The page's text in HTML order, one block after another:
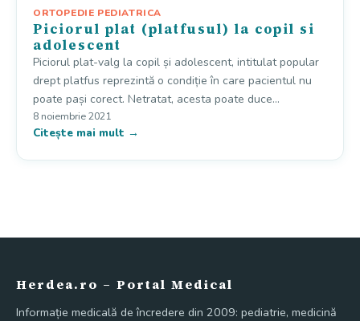
ORTOPEDIE PEDIATRICA
Piciorul plat (platfusul) la copil si
adolescent
Piciorul plat-valg la copil și adolescent, intitulat popular
drept platfus reprezintă o condiție în care pacientul nu
poate pași corect. Netratat, acesta poate duce…
8 noiembrie 2021
Citește mai mult →
Herdea.ro – Portal Medical
Informație medicală de încredere din 2009: pediatrie, medicină